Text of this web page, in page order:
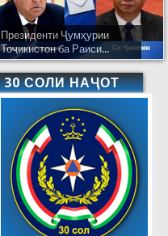
Президенти Ҷумҳурии
Тоҷикистон ба Раиси...
30 СОЛИ НАҶОТ